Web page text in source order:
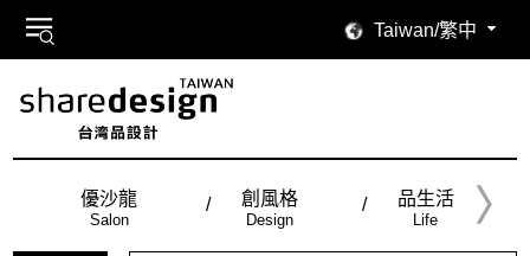
Taiwan/繁中
優沙龍
Salon
創風格
Design
品生活
Life